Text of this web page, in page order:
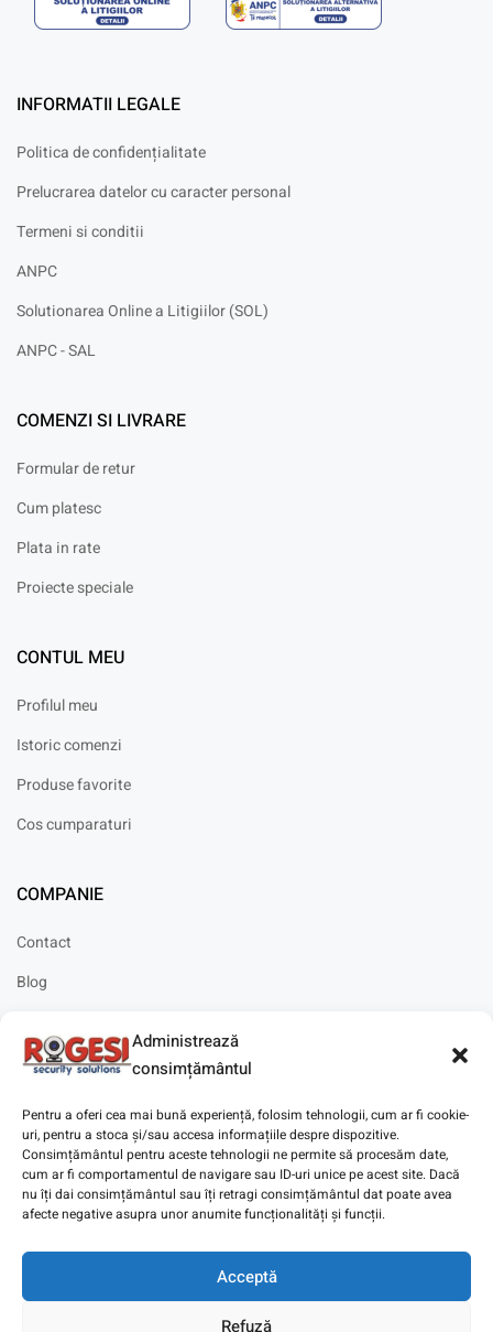
Administrează
consimțământul
Pentru a oferi cea mai bună experiență, folosim tehnologii, cum ar fi cookie-
uri, pentru a stoca și/sau accesa informațiile despre dispozitive.
Consimțământul pentru aceste tehnologii ne permite să procesăm date,
cum ar fi comportamentul de navigare sau ID-uri unice pe acest site. Dacă
nu îți dai consimțământul sau îți retragi consimțământul dat poate avea
afecte negative asupra unor anumite funcționalități și funcții.
Acceptă
Refuză
INFORMATII LEGALE
Politica de confidențialitate
Prelucrarea datelor cu caracter personal
Termeni si conditii
ANPC
Solutionarea Online a Litigiilor (SOL)
ANPC - SAL
COMENZI SI LIVRARE
Formular de retur
Cum platesc
Plata in rate
Proiecte speciale
CONTUL MEU
Profilul meu
Istoric comenzi
Produse favorite
Cos cumparaturi
COMPANIE
Contact
Blog
Solicitare instalare
Copyright © 2025Digitaz.